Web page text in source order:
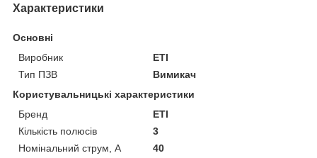
Характеристики
Основні
Виробник
ETI
Тип ПЗВ
Вимикач
Користувальницькі характеристики
Бренд
ETI
Кількість полюсів
3
Номінальний струм, А
40